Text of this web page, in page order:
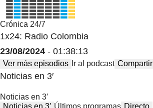
Crónica 24/7
1x24: Radio Colombia
23/08/2024 - 01:38:13
Ver más episodios Ir al podcast Compartir
Noticias en 3′
Noticias en 3′